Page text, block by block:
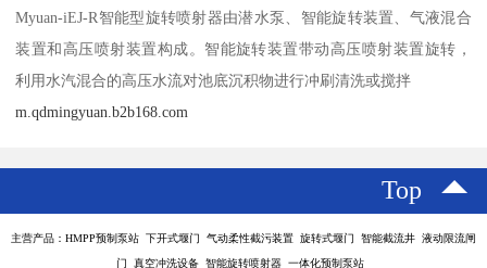
Myuan-iEJ-R智能型旋转喷射器由潜水泵、智能旋转装置、气液混合
装置和高压喷射装置构成。智能旋转装置带动高压喷射装置旋转，
利用水汽混合的高压水流对池底沉积物进行冲刷清洗或搅拌
m.qdmingyuan.b2b168.com
Top
主营产品：HMPP预制泵站 下开式堰门 气动柔性截污装置 旋转式堰门 智能截流井 液动限流闸
门 真空冲洗设备 智能旋转喷射器 一体化预制泵站